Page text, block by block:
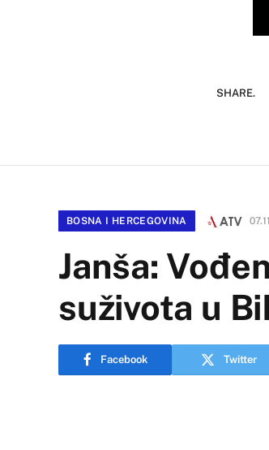
SHARE.
BOSNA I HERCEGOVINA
Janša:
suživota u
Facebook Twitter